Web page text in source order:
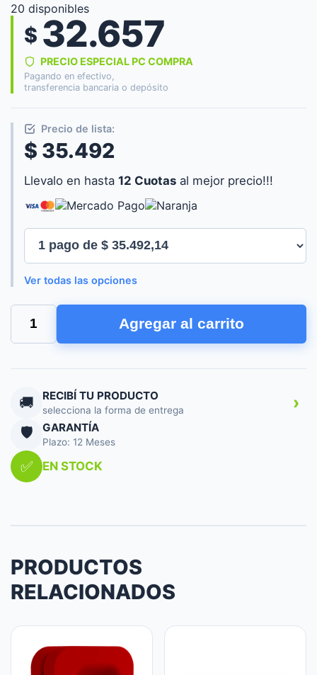
20 disponibles
$ 32.657
PRECIO ESPECIAL PC COMPRA
Pagando en efectivo,
transferencia bancaria o depósito
Precio de lista:
$ 35.492
Llevalo en hasta 12 Cuotas al mejor precio!!!
Ver todas las opciones
GENIUS
PUNTERO
LASER
cantidad
Agregar al carrito
🚚 RECIBÍ TU PRODUCTO
selecciona la forma de entrega ›
🛡️ GARANTÍA
Plazo: 12 Meses
✅ EN STOCK
PRODUCTOS
RELACIONADOS